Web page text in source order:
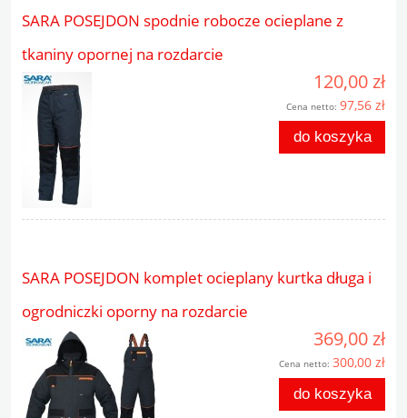
SARA POSEJDON spodnie robocze ocieplane z
tkaniny opornej na rozdarcie
120,00 zł
Cena netto: 97,56 zł
do koszyka
SARA POSEJDON komplet ocieplany kurtka długa i
ogrodniczki oporny na rozdarcie
369,00 zł
Cena netto: 300,00 zł
do koszyka